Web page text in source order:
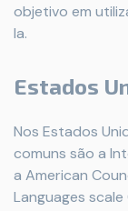
objetivo em
la.
Estados
Nos Estados
comuns são a
a American
Languages scale